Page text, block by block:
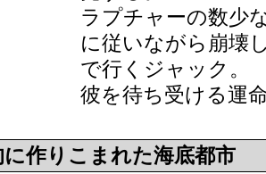
ラプチャーの数少
に従いながら崩壊
で行くジャック。
彼を待ち受ける運
に作りこまれた海底都市